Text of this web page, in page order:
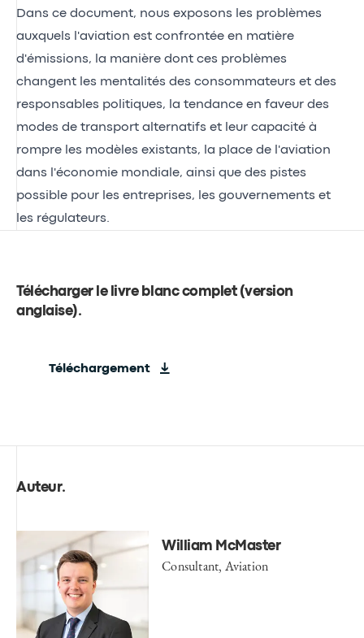
Dans ce document, nous exposons les problèmes
auxquels l'aviation est confrontée en matière
d'émissions, la manière dont ces problèmes
changent les mentalités des consommateurs et des
responsables politiques, la tendance en faveur des
modes de transport alternatifs et leur capacité à
rompre les modèles existants, la place de l'aviation
dans l'économie mondiale, ainsi que des pistes
possible pour les entreprises, les gouvernements et
les régulateurs.
Télécharger le livre blanc complet (version
anglaise).
Téléchargement
Auteur.
William McMaster
Consultant, Aviation